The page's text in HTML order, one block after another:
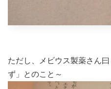
ただし、メビウス製薬さん
ず」とのこと～